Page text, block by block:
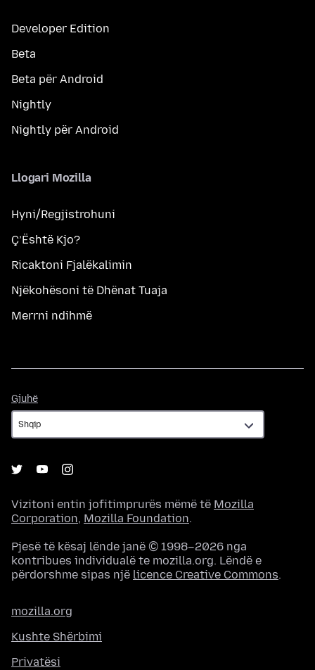
Developer Edition
Beta
Beta për Android
Nightly
Nightly për Android
Llogari Mozilla
Hyni/Regjistrohuni
Ç’Është Kjo?
Ricaktoni Fjalëkalimin
Njëkohësoni të Dhënat Tuaja
Merrni ndihmë
Gjuhë
Vizitoni entin jofitimprurës mëmë të Mozilla
Corporation, Mozilla Foundation.
Pjesë të kësaj lënde janë © 1998–2026 nga
kontribues individualë te mozilla.org. Lëndë e
përdorshme sipas një licence Creative Commons.
mozilla.org
Kushte Shërbimi
Privatësi